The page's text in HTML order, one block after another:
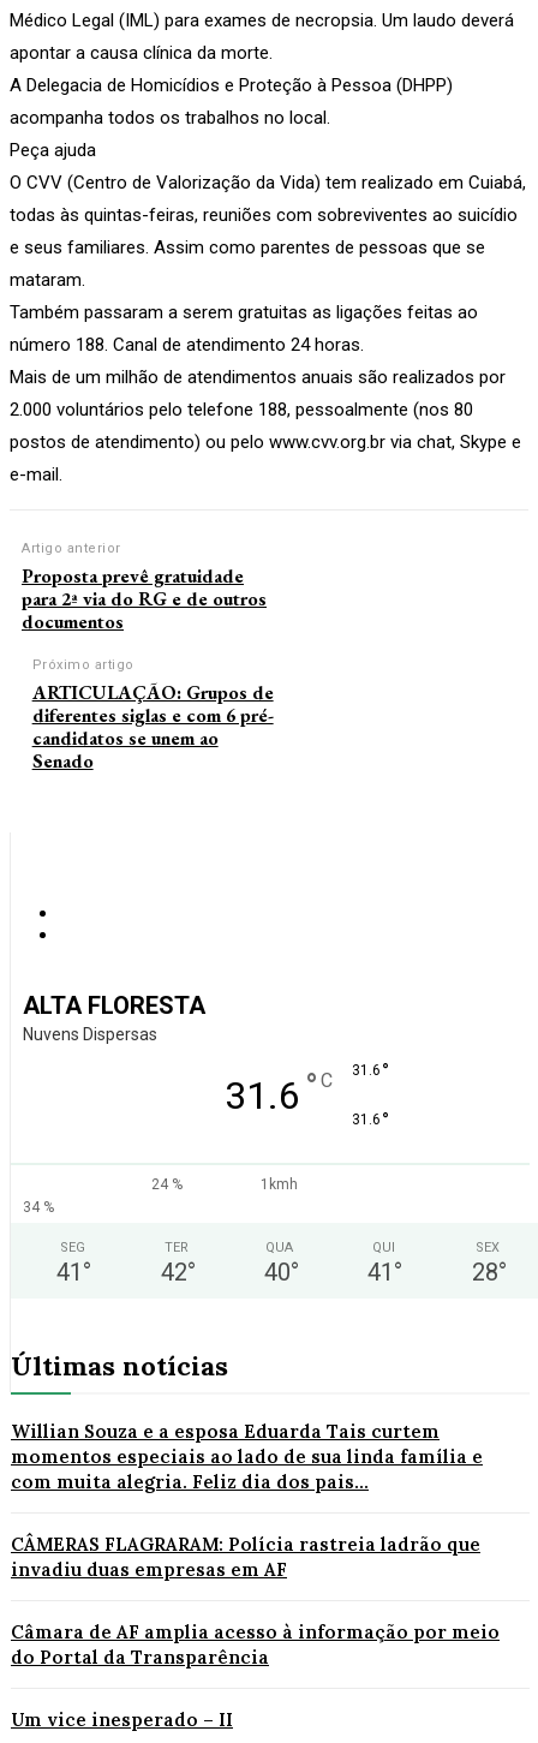
Médico Legal (IML) para exames de necropsia. Um laudo deverá
apontar a causa clínica da morte.
A Delegacia de Homicídios e Proteção à Pessoa (DHPP)
acompanha todos os trabalhos no local.
Peça ajuda
O CVV (Centro de Valorização da Vida) tem realizado em Cuiabá,
todas às quintas-feiras, reuniões com sobreviventes ao suicídio
e seus familiares. Assim como parentes de pessoas que se
mataram.
Também passaram a serem gratuitas as ligações feitas ao
número 188. Canal de atendimento 24 horas.
Mais de um milhão de atendimentos anuais são realizados por
2.000 voluntários pelo telefone 188, pessoalmente (nos 80
postos de atendimento) ou pelo www.cvv.org.br via chat, Skype e
e-mail.
Artigo anterior
Proposta prevê gratuidade
para 2ª via do RG e de outros
documentos
Próximo artigo
ARTICULAÇÃO: Grupos de
diferentes siglas e com 6 pré-
candidatos se unem ao
Senado
ALTA FLORESTA
Nuvens Dispersas
31.6 ° C 31.6 °
31.6 °
24 %
1kmh
34 %
SEG
41 °
TER
42°
QUA
40°
QUI
41 °
SEX
28°
Últimas notícias
Willian Souza e a esposa Eduarda Tais curtem
momentos especiais ao lado de sua linda família e
com muita alegria. Feliz dia dos pais...
CÂMERAS FLAGRARAM: Polícia rastreia ladrão que
invadiu duas empresas em AF
Câmara de AF amplia acesso à informação por meio
do Portal da Transparência
Um vice inesperado – II